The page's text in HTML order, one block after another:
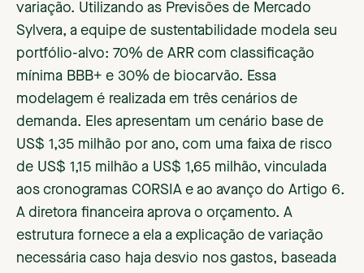
variação. Utilizando as Previsões de Mercado
Sylvera, a equipe de sustentabilidade modela seu
portfólio-alvo: 70% de ARR com classificação
mínima BBB+ e 30% de biocarvão. Essa
modelagem é realizada em três cenários de
demanda. Eles apresentam um cenário base de
US$ 1,35 milhão por ano, com uma faixa de risco
de US$ 1,15 milhão a US$ 1,65 milhão, vinculada
aos cronogramas CORSIA e ao avanço do Artigo 6.
A diretora financeira aprova o orçamento. A
estrutura fornece a ela a explicação de variação
necessária caso haja desvio nos gastos, baseada